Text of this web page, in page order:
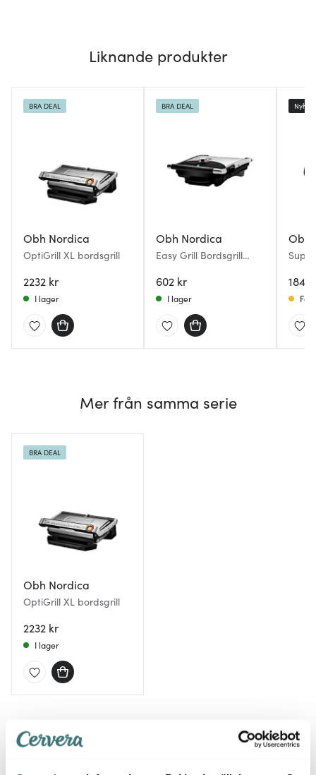
Liknande produkter
Obh Nordica
OptiGrill XL bordsgrill
2232 kr
BRA DEAL
I lager
Obh Nordica
Easy Grill Bordsgrill
602 kr
BRA DEAL
I lager
Obh
1849
Nyhet
Få
Mer från samma serie
Obh Nordica
OptiGrill XL bordsgrill
2232 kr
BRA DEAL
I lager
Du kanske också gillar